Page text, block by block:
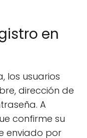
en
los usuarios
dirección de
A
confirme su
enviado por